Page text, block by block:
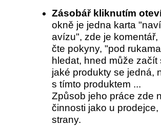
Zásobář kliknutím
okně je jedna karta
avízu", zde je
čte pokyny, "pod
hledat, hned může
jaké produkty se jedná,
s tímto produktem ...
Způsob jeho práce zde
činnosti jako u
strany.